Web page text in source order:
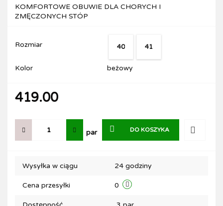
KOMFORTOWE OBUWIE DLA CHORYCH I
ZMĘCZONYCH STÓP
Rozmiar 40 41
Kolor beżowy
419.00
par DO KOSZYKA
Wysyłka w ciągu 24 godziny
Cena przesyłki 0